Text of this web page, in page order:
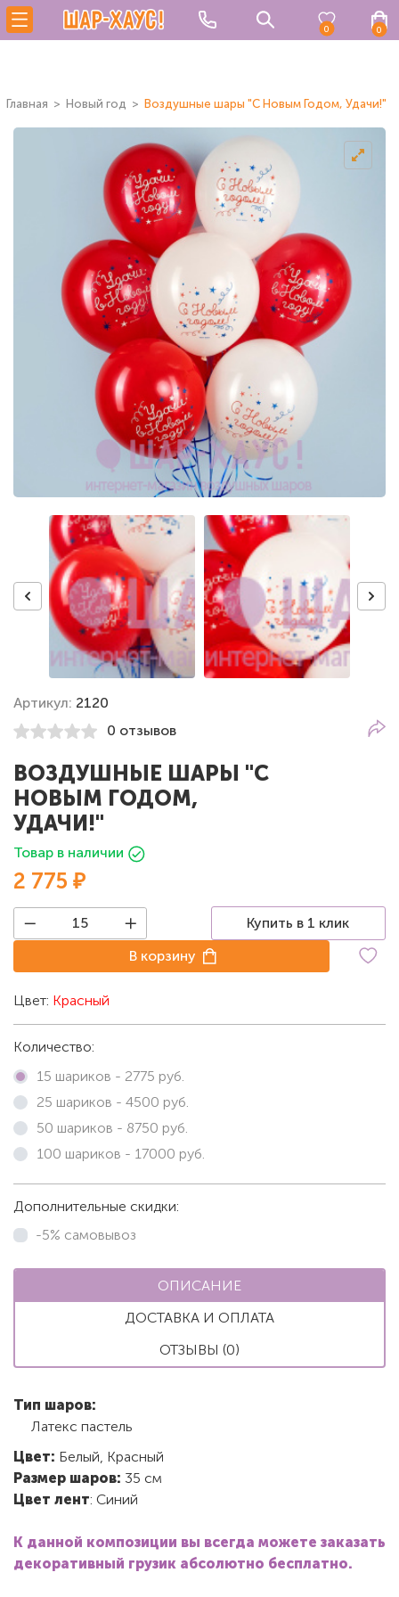
0 0
Главная Новый год Воздушные шары "С Новым Годом, Удачи!"
Артикул: 2120
0 отзывов
ВОЗДУШНЫЕ ШАРЫ "С
НОВЫМ ГОДОМ,
УДАЧИ!"
Товар в наличии
2 775 ₽
Купить в 1 клик
В корзину
Цвет: Красный
Количество:
15 шариков - 2775 руб.
25 шариков - 4500 руб.
50 шариков - 8750 руб.
100 шариков - 17000 руб.
Дополнительные скидки:
-5% самовывоз
ОПИСАНИЕ
ДОСТАВКА И ОПЛАТА
ОТЗЫВЫ (0)
Тип шаров:
Латекс пастель
Цвет: Белый, Красный
Размер шаров: 35 см
Цвет лент: Синий
К данной композиции вы всегда можете заказать
декоративный грузик абсолютно бесплатно.